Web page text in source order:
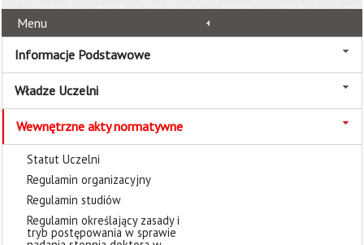
Menu
Informacje Podstawowe
Władze Uczelni
Wewnętrzne akty normatywne
Statut Uczelni
Regulamin organizacyjny
Regulamin studiów
Regulamin określający zasady i
tryb postępowania w sprawie